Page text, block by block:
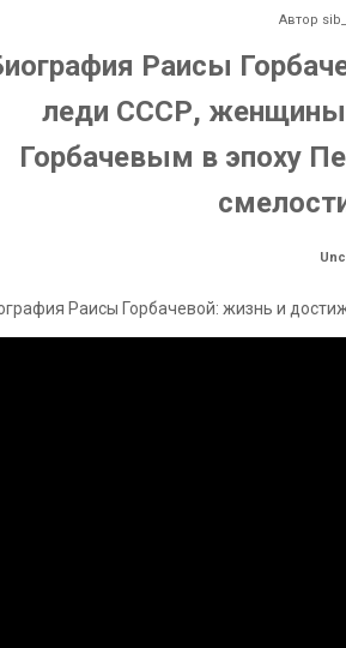
Автор
Раисы
леди СССР,
Горбачевым в эпоху